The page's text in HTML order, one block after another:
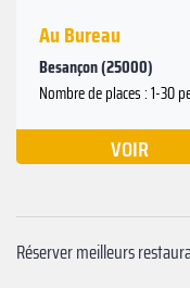
Au Bureau
Besançon (25000)
Nombre de places : 1-30
VOIR
Réserver meilleurs